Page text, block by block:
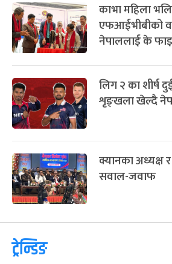
काभा महिला
एफआईभीबीको
नेपाललाई के
लिग २ का शीर्ष
शृङ्खला खेल्दै
क्यानका अध्यक्ष
सवाल-जवाफ
ट्रेन्डिङ